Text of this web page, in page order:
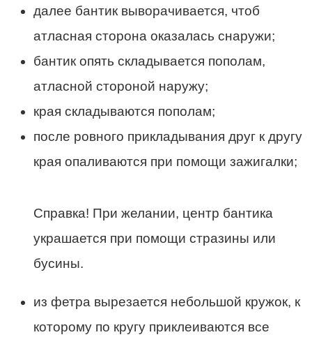
далее бантик выворачивается, чтоб
атласная сторона оказалась снаружи;
бантик опять складывается пополам,
атласной стороной наружу;
края складываются пополам;
после ровного прикладывания друг к другу
края опаливаются при помощи зажигалки;
Справка! При желании, центр бантика
украшается при помощи стразины или
бусины.
из фетра вырезается небольшой кружок, к
которому по кругу приклеиваются все